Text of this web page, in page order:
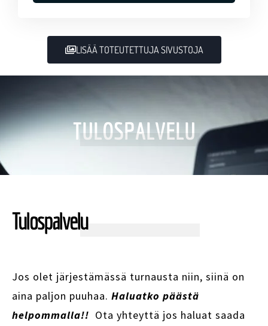
LISÄÄ TOTEUTETTUJA SIVUSTOJA
TULOSPALVELU
Tulospalvelu
Jos olet järjestämässä turnausta niin, siinä on
aina paljon puuhaa. Haluatko päästä
helpommalla!! Ota yhteyttä jos haluat saada